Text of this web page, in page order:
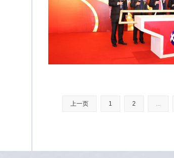
上一页 1 2